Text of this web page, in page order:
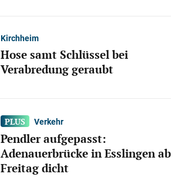
Kirchheim
Hose samt Schlüssel bei
Verabredung geraubt
Verkehr
Pendler aufgepasst:
Adenauerbrücke in Esslingen ab
Freitag dicht